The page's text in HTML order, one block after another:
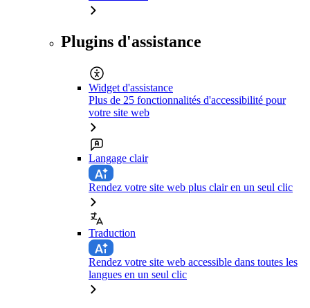
Plugins d'assistance
Widget d'assistance
Plus de 25 fonctionnalités d'accessibilité pour
votre site web
Langage clair
Rendez votre site web plus clair en un seul clic
Traduction
Rendez votre site web accessible dans toutes les
langues en un seul clic